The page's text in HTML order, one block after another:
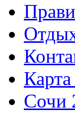
Карта
Сочи